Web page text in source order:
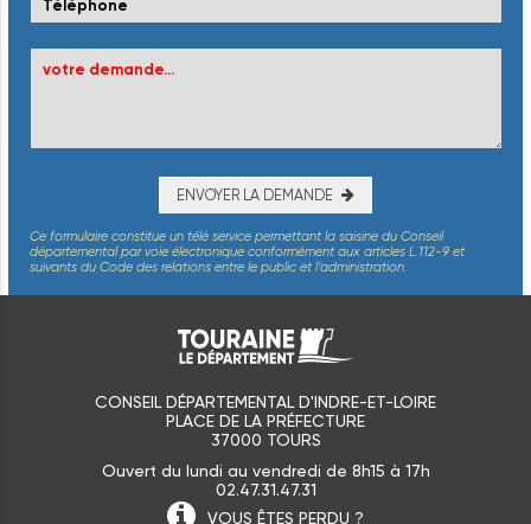
ENVOYER LA DEMANDE
Ce formulaire constitue un télé service permettant la saisine du Conseil
départemental par voie électronique conformément aux articles L.112-9 et
suivants du Code des relations entre le public et l’administration.
CONSEIL DÉPARTEMENTAL D'INDRE-ET-LOIRE
PLACE DE LA PRÉFECTURE
37000 TOURS
Ouvert du lundi au vendredi de 8h15 à 17h
02.47.31.47.31
VOUS ÊTES PERDU ?